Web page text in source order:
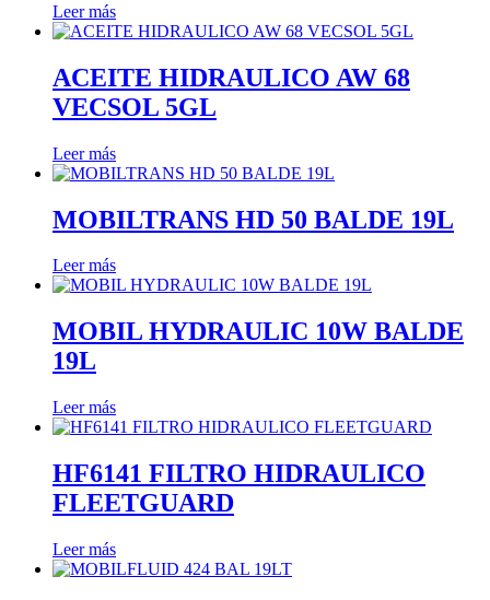
Leer más
ACEITE HIDRAULICO AW 68
VECSOL 5GL
Leer más
MOBILTRANS HD 50 BALDE 19L
Leer más
MOBIL HYDRAULIC 10W BALDE
19L
Leer más
HF6141 FILTRO HIDRAULICO
FLEETGUARD
Leer más